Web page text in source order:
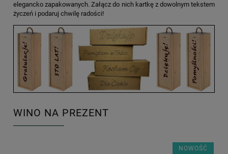
elegancko zapakowanych. Załącz do nich kartkę z dowolnym tekstem
życzeń i podaruj chwilę radości!
WINO NA PREZENT
NOWOŚĆ